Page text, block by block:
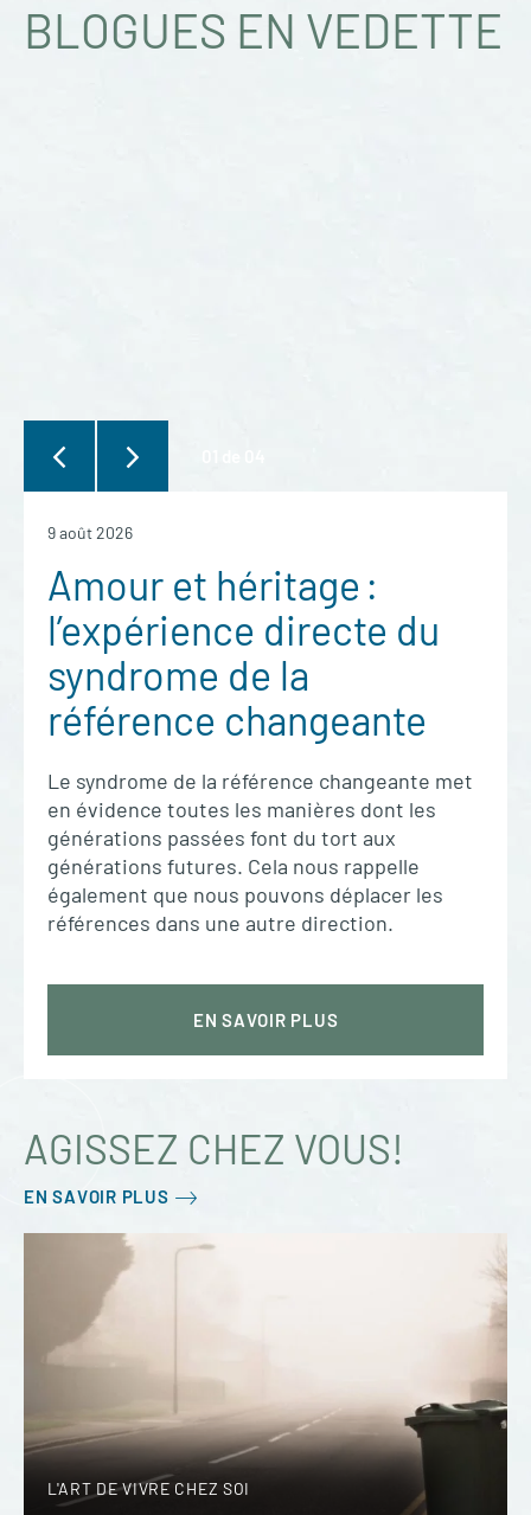
BLOGUES EN VEDETTE
9 août 2026
Amour et héritage :
l’expérience directe du
syndrome de la
référence changeante
Le syndrome de la référence changeante met
en évidence toutes les manières dont les
générations passées font du tort aux
générations futures. Cela nous rappelle
également que nous pouvons déplacer les
références dans une autre direction.
EN SAVOIR PLUS
AGISSEZ CHEZ VOUS!
EN SAVOIR PLUS
L'ART DE VIVRE CHEZ SOI